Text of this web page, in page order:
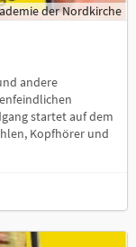
der Nordkirche
andere
startet auf dem
Kopfhörer und